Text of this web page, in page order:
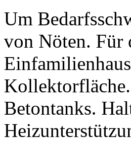
Um
von Nöten. Für
Betontanks.